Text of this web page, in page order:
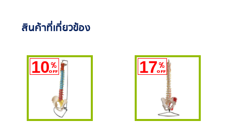
สินค้าที่เกี่ยวข้อง
10%
OFF 17%
OFF